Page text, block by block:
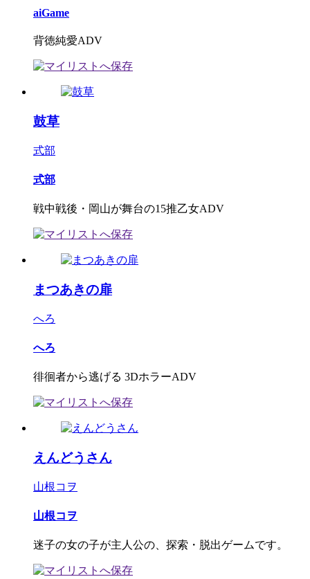
aiGame
背徳純愛ADV
鼓草
式部
式部
戦中戦後・岡山が舞台の15推乙女ADV
まつあきの扉
へろ
へろ
徘徊者から逃げる 3DホラーADV
えんどうさん
山根コヲ
山根コヲ
迷子の女の子が主人公の、探索・脱出ゲームです。